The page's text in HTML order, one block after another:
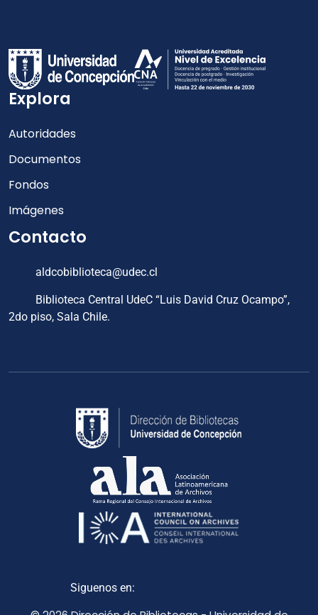
Explora
Autoridades
Documentos
Fondos
Imágenes
Contacto
aldcobiblioteca@udec.cl
Biblioteca Central UdeC “Luis David Cruz Ocampo”,
2do piso, Sala Chile.
Siguenos en: